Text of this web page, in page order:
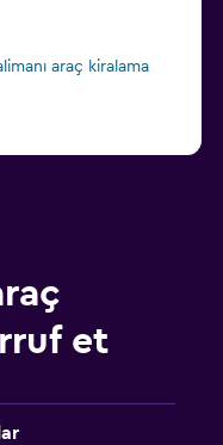
araç kiralama
et